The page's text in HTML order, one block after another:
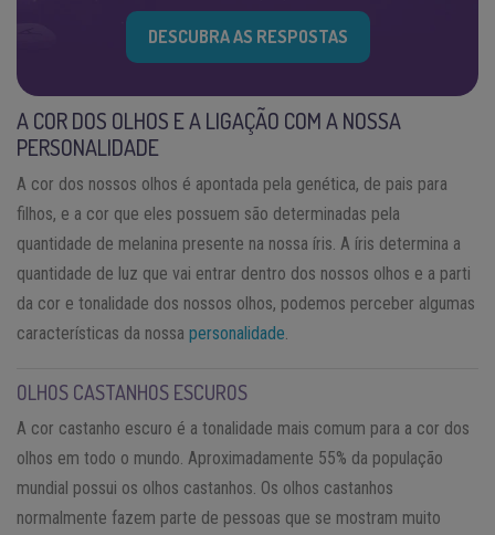
DESCUBRA AS RESPOSTAS
A COR DOS OLHOS E A LIGAÇÃO COM A NOSSA
PERSONALIDADE
A cor dos nossos olhos é apontada pela genética, de pais para
filhos, e a cor que eles possuem são determinadas pela
quantidade de melanina presente na nossa íris. A íris determina a
quantidade de luz que vai entrar dentro dos nossos olhos e a parti
da cor e tonalidade dos nossos olhos, podemos perceber algumas
características da nossa personalidade
OLHOS CASTANHOS ESCUROS
A cor castanho escuro é a tonalidade mais comum para a cor dos
olhos em todo o mundo. Aproximadamente 55% da população
mundial possui os olhos castanhos. Os olhos castanhos
normalmente fazem parte de pessoas que se mostram muito